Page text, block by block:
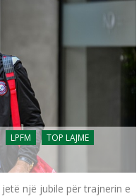
LPFM TOP LAJME
një jubile për trajnerin e